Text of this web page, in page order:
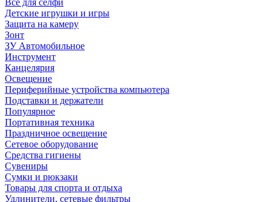
Всё для селфи
Детские игрушки и игры
Защита на камеру
Зонт
ЗУ Автомобильное
Инструмент
Канцелярия
Освещение
Периферийные устройства компьютера
Подставки и держатели
Популярное
Портативная техника
Праздничное освещение
Сетевое оборудование
Средства гигиены
Сувениры
Сумки и рюкзаки
Товары для спорта и отдыха
Удлинители, сетевые фильтры